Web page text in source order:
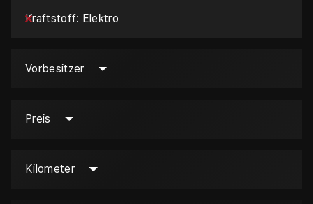
Kraftstoff Elektro
Vorbesitzer
Preis
Kilometer